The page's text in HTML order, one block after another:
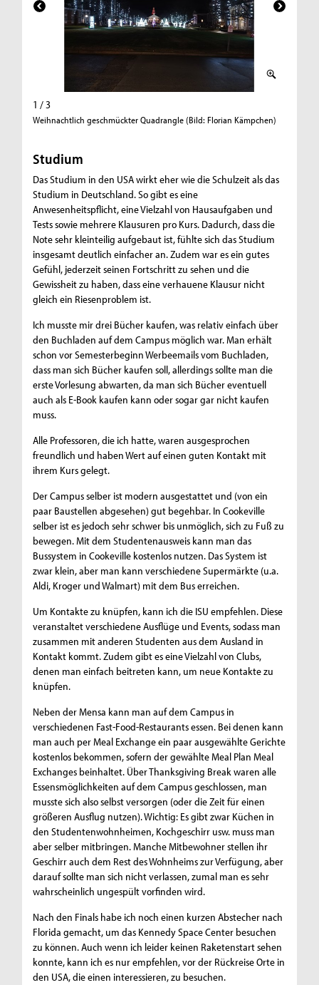
1 / 3
Weihnachtlich geschmückter Quadrangle (Bild: Florian Kämpchen)
Studium
Das Studium in den USA wirkt eher wie die Schulzeit als das
Studium in Deutschland. So gibt es eine
Anwesenheitspflicht, eine Vielzahl von Hausaufgaben und
Tests sowie mehrere Klausuren pro Kurs. Dadurch, dass die
Note sehr kleinteilig aufgebaut ist, fühlte sich das Studium
insgesamt deutlich einfacher an. Zudem war es ein gutes
Gefühl, jederzeit seinen Fortschritt zu sehen und die
Gewissheit zu haben, dass eine verhauene Klausur nicht
gleich ein Riesenproblem ist.
Ich musste mir drei Bücher kaufen, was relativ einfach über
den Buchladen auf dem Campus möglich war. Man erhält
schon vor Semesterbeginn Werbeemails vom Buchladen,
dass man sich Bücher kaufen soll, allerdings sollte man die
erste Vorlesung abwarten, da man sich Bücher eventuell
auch als E-Book kaufen kann oder sogar gar nicht kaufen
muss.
Alle Professoren, die ich hatte, waren ausgesprochen
freundlich und haben Wert auf einen guten Kontakt mit
ihrem Kurs gelegt.
Der Campus selber ist modern ausgestattet und (von ein
paar Baustellen abgesehen) gut begehbar. In Cookeville
selber ist es jedoch sehr schwer bis unmöglich, sich zu Fuß zu
bewegen. Mit dem Studentenausweis kann man das
Bussystem in Cookeville kostenlos nutzen. Das System ist
zwar klein, aber man kann verschiedene Supermärkte (u.a.
Aldi, Kroger und Walmart) mit dem Bus erreichen.
Um Kontakte zu knüpfen, kann ich die ISU empfehlen. Diese
veranstaltet verschiedene Ausflüge und Events, sodass man
zusammen mit anderen Studenten aus dem Ausland in
Kontakt kommt. Zudem gibt es eine Vielzahl von Clubs,
denen man einfach beitreten kann, um neue Kontakte zu
knüpfen.
Neben der Mensa kann man auf dem Campus in
verschiedenen Fast-Food-Restaurants essen. Bei denen kann
man auch per Meal Exchange ein paar ausgewählte Gerichte
kostenlos bekommen, sofern der gewählte Meal Plan Meal
Exchanges beinhaltet. Über Thanksgiving Break waren alle
Essensmöglichkeiten auf dem Campus geschlossen, man
musste sich also selbst versorgen (oder die Zeit für einen
größeren Ausflug nutzen). Wichtig: Es gibt zwar Küchen in
den Studentenwohnheimen, Kochgeschirr usw. muss man
aber selber mitbringen. Manche Mitbewohner stellen ihr
Geschirr auch dem Rest des Wohnheims zur Verfügung, aber
darauf sollte man sich nicht verlassen, zumal man es sehr
wahrscheinlich ungespült vorfinden wird.
Nach den Finals habe ich noch einen kurzen Abstecher nach
Florida gemacht, um das Kennedy Space Center besuchen
zu können. Auch wenn ich leider keinen Raketenstart sehen
konnte, kann ich es nur empfehlen, vor der Rückreise Orte in
den USA, die einen interessieren, zu besuchen.